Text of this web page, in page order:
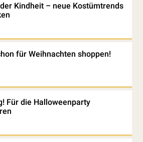
Kindheit – neue Kostümtrends
für Weihnachten shoppen!
Für die Halloweenparty